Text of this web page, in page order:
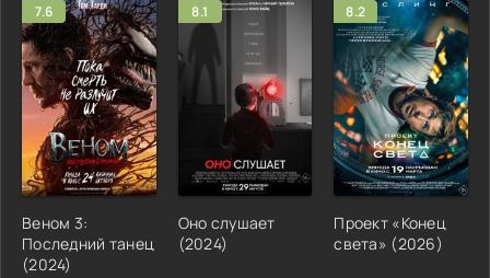
7.6
Веном 3:
Последний танец
(2024)
8.1
Оно слушает
(2024)
8.2
Проект «Конец
света» (2026)